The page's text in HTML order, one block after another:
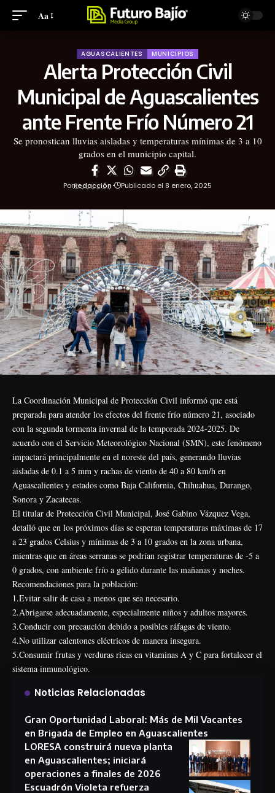
Aa
AGUASCALIENTES MUNICIPIOS
Alerta Protección Civil
Municipal de Aguascalientes
ante Frente Frío Número 21
Se pronostican lluvias aisladas y temperaturas mínimas de 3 a 10
grados en el municipio capital.
PorRedacción Publicado el 8 enero, 2025
La Coordinación Municipal de Protección Civil informó que está
preparada para atender los efectos del frente frío número 21, asociado
con la segunda tormenta invernal de la temporada 2024-2025. De
acuerdo con el Servicio Meteorológico Nacional (SMN), este fenómeno
impactará principalmente en el noreste del país, generando lluvias
aisladas de 0.1 a 5 mm y rachas de viento de 40 a 80 km/h en
Aguascalientes y estados como Baja California, Chihuahua, Durango,
Sonora y Zacatecas.
El titular de Protección Civil Municipal, José Gabino Vázquez Vega,
detalló que en los próximos días se esperan temperaturas máximas de 17
a 23 grados Celsius y mínimas de 3 a 10 grados en la zona urbana,
mientras que en áreas serranas se podrían registrar temperaturas de -5 a
0 grados, con ambiente frío a gélido durante las mañanas y noches.
Recomendaciones para la población:
1.Evitar salir de casa a menos que sea necesario.
2.Abrigarse adecuadamente, especialmente niños y adultos mayores.
3.Conducir con precaución debido a posibles ráfagas de viento.
4.No utilizar calentones eléctricos de manera insegura.
5.Consumir frutas y verduras ricas en vitaminas A y C para fortalecer el
sistema inmunológico.
Noticias Relacionadas
Gran Oportunidad Laboral: Más de Mil Vacantes
en Brigada de Empleo en Aguascalientes
LORESA construirá nueva planta
en Aguascalientes; iniciará
operaciones a finales de 2026
Escuadrón Violeta refuerza